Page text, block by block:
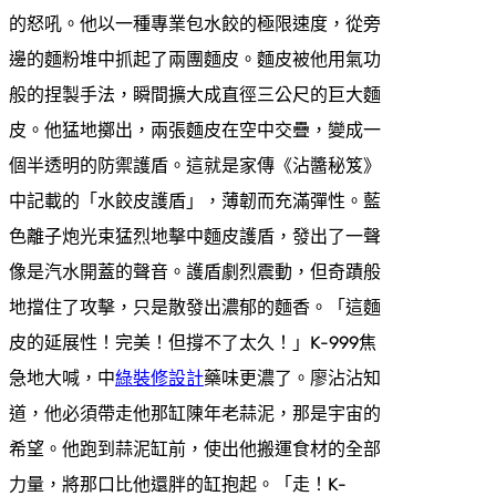
的怒吼。他以一種專業包水餃的極限速度，從旁
邊的麵粉堆中抓起了兩團麵皮。麵皮被他用氣功
般的捏製手法，瞬間擴大成直徑三公尺的巨大麵
皮。他猛地擲出，兩張麵皮在空中交疊，變成一
個半透明的防禦護盾。這就是家傳《沾醬秘笈》
中記載的「水餃皮護盾」，薄韌而充滿彈性。藍
色離子炮光束猛烈地擊中麵皮護盾，發出了一聲
像是汽水開蓋的聲音。護盾劇烈震動，但奇蹟般
地擋住了攻擊，只是散發出濃郁的麵香。「這麵
皮的延展性！完美！但撐不了太久！」K-999焦
急地大喊，中綠裝修設計藥味更濃了。廖沾沾知
道，他必須帶走他那缸陳年老蒜泥，那是宇宙的
希望。他跑到蒜泥缸前，使出他搬運食材的全部
力量，將那口比他還胖的缸抱起。「走！K-